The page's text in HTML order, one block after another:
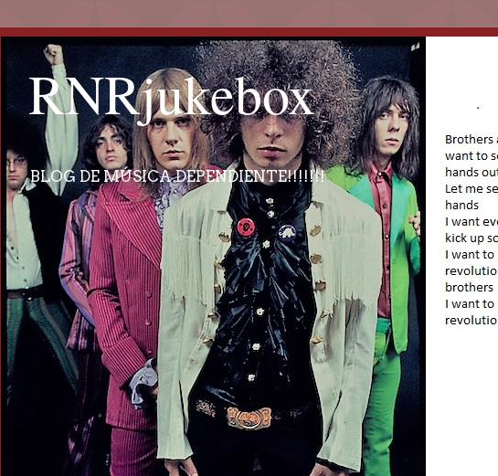
RNRjukebox
BLOG DE MÚSICA DEPENDIENTE!!!!!!!